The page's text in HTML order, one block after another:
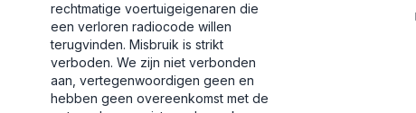
rechtmatige voertuigeigenaren die
een verloren radiocode willen
terugvinden. Misbruik is strikt
verboden. We zijn niet verbonden
aan, vertegenwoordigen geen en
hebben geen overeenkomst met de